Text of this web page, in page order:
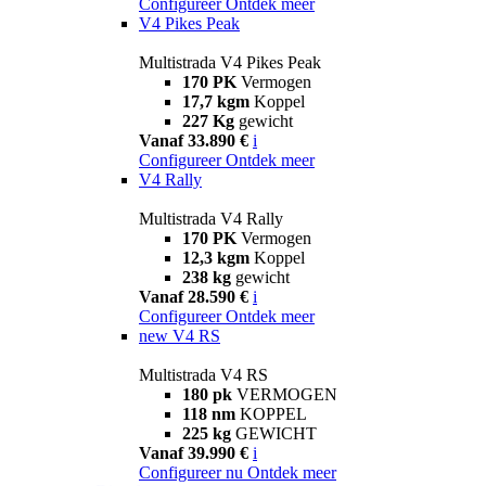
V4 Pikes Peak
Multistrada V4 Pikes Peak
170 PK Vermogen
17,7 kgm Koppel
227 Kg gewicht
Vanaf 33.890 € i
Configureer Ontdek meer
V4 Rally
Multistrada V4 Rally
170 PK Vermogen
12,3 kgm Koppel
238 kg gewicht
Vanaf 28.590 € i
Configureer Ontdek meer
new V4 RS
Multistrada V4 RS
180 pk VERMOGEN
118 nm KOPPEL
225 kg GEWICHT
Vanaf 39.990 € i
Configureer nu Ontdek meer